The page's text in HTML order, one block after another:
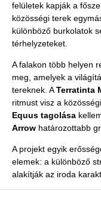
felületek kapják a
közösségi terek
különböző burkolatok
térhelyzeteket.
A falakon több helyen
meg, amelyek a
tereknek. ATerratinta
ritmust visz a
Equus tagolása
Arrow határozottabb
A projekt egyik
elemek: a különböző
alakítják az iroda